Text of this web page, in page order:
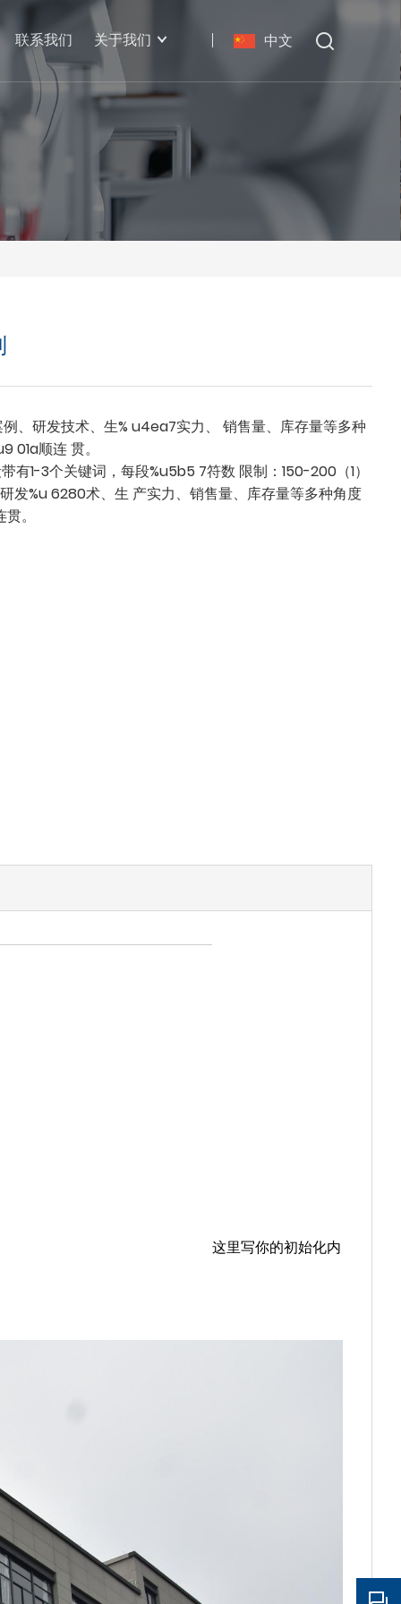
中文
联系我们 关于我们
、研发技术、生% u4ea7实力、 销售量、库存量等多种
01a顺连 贯。
有1-3个关键词，每段%u5b5 7符数 限制：150-200（1）
发%u 6280术、生 产实力、销售量、库存量等多种角度
。
这里写你的初始化内